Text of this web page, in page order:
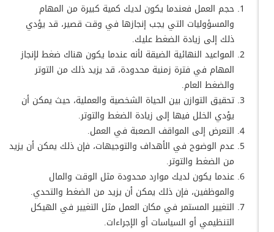
حجم العمل فعندما يكون لديك كمية كبيرة من المهام
والمسؤوليات التي يجب إنجازها في وقت قصير، قد يؤدي
ذلك إلى زيادة الضغط عليك.
المواعيد النهائية الضيقة لأنه عندما يكون هناك ضغط لإنجاز
المهام في فترة زمنية محدودة، قد يزيد ذلك من التوتر
والضغط العام.
تحقيق التوازن بين الحياة الشخصية والعملية، حيث يمكن أن
يؤدي الخلل فيها إلى زيادة الضغط والتوتر.
التعرض إلى المواقف الصعبة في العمل.
عدم الوضوح في الأهداف والتوجيهات، فإن ذلك يمكن أن يزيد
من الضغط والتوتر.
عندما يكون لديك موارد محدودة مثل الوقت والمال
والموظفين، فإن ذلك يمكن أن يزيد من الضغط والتحدي.
التغيير المستمر في مكان العمل مثل التغيير في الهيكل
التنظيمي أو السياسات أو الإجراءات.